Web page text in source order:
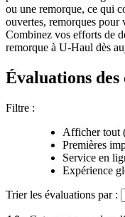
ou une remorque, ce qui
ouvertes, remorques pour
Combinez vos efforts de
remorque à U-Haul dès
Évaluations des
Filtre :
Afficher tout
Premières
Service en
Expérience
Trier les évaluations par :